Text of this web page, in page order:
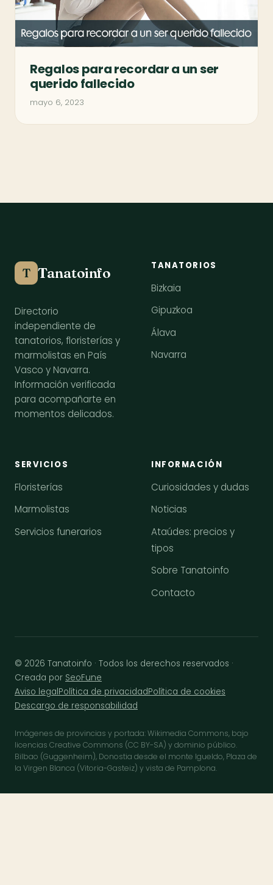
Regalos para recordar a un ser
querido fallecido
mayo 6, 2023
T Tanatoinfo
Directorio
independiente de
tanatorios, floristerías y
marmolistas en País
Vasco y Navarra.
Información verificada
para acompañarte en
momentos delicados.
TANATORIOS
Bizkaia
Gipuzkoa
Álava
Navarra
SERVICIOS
Floristerías
Marmolistas
Servicios funerarios
INFORMACIÓN
Curiosidades y dudas
Noticias
Ataúdes: precios y
tipos
Sobre Tanatoinfo
Contacto
© 2026 Tanatoinfo · Todos los derechos reservados ·
Creada por SeoFune
Aviso legalPolítica de privacidadPolítica de cookies
Descargo de responsabilidad
Imágenes de provincias y portada: Wikimedia Commons, bajo
licencias Creative Commons (CC BY-SA) y dominio público.
Bilbao (Guggenheim), Donostia desde el monte Igueldo, Plaza de
la Virgen Blanca (Vitoria-Gasteiz) y vista de Pamplona.